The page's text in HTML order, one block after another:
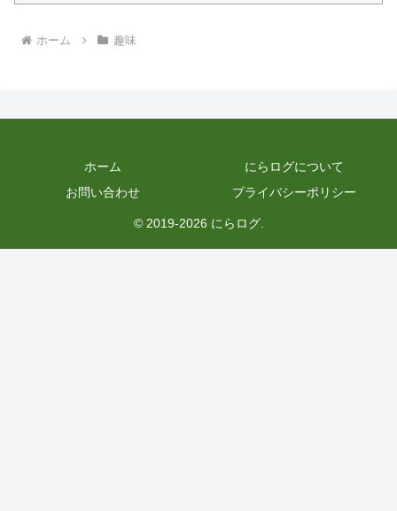
ホーム 趣味
ホーム
にらログについて
お問い合わせ
プライバシーポリシー
© 2019-2026 にらログ.